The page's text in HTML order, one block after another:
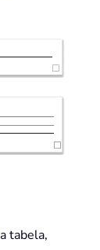
tabela,